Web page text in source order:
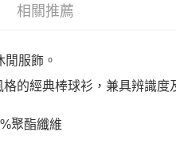
相關推薦
閒服飾。
格的經典棒球衫，兼具辨識
聚酯纖維